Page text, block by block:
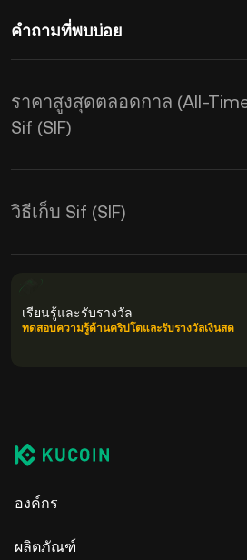
คำถามที่พบบ่อย
ราคาสูงสุดตลอดกาล (All-
Sif (SIF)
วิธีเก็บ Sif (SIF)
เรียนรู้และรับรางวัล
ทดสอบความรู้ด้านคริปโตและรับรางวัลเงินสด
องค์กร
ผลิตภัณฑ์